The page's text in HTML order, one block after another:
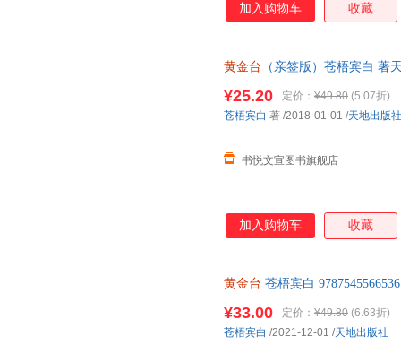
加入购物车 收藏
黄金台 （亲签版）苍梧宾白 著
¥25.20 定价： ¥49.80 (5.07折)
书悦文宣图书旗舰店
苍梧宾白 著 /2018-01-01 /天地出版社
加入购物车 收藏
黄金台 苍梧宾白
¥33.00 定价： ¥49.80 (6.63折)
苍梧宾白 /2021-12-01 /天地出版社